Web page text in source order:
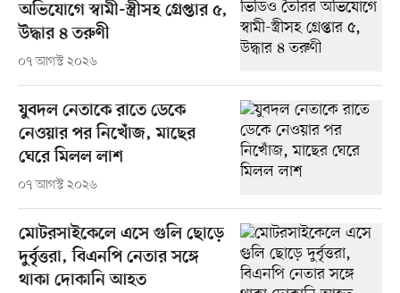
অভিযোগে স্বামী-স্ত্রীসহ গ্রেপ্তার ৫,
উদ্ধার ৪ তরুণী
০৭ আগস্ট ২০২৬
যুবদল নেতাকে রাতে ডেকে
নেওয়ার পর নিখোঁজ, মাছের
ঘেরে মিলল লাশ
০৭ আগস্ট ২০২৬
মোটরসাইকেলে এসে গুলি ছোড়ে
দুর্বৃত্তরা, বিএনপি নেতার সঙ্গে
থাকা দোকানি আহত